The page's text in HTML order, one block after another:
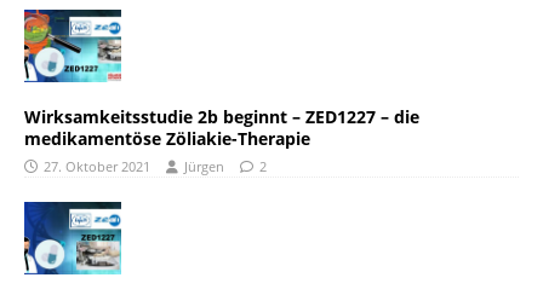
Wirksamkeitsstudie 2b beginnt – ZED1227 – die
medikamentöse Zöliakie-Therapie
27. Oktober 2021 Jürgen 2